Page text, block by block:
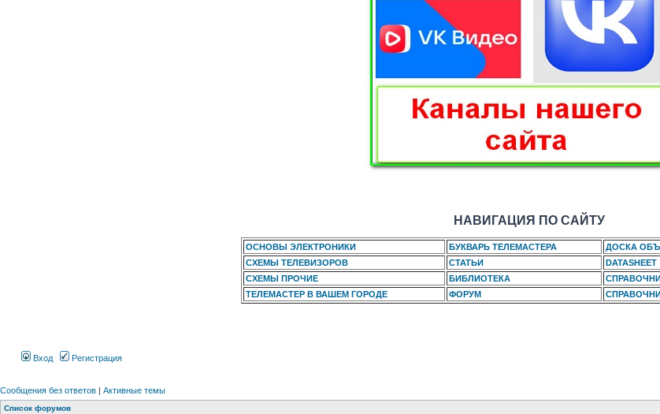
НАВИГАЦИЯ ПО САЙТУ
ОСНОВЫ ЭЛЕКТРОНИКИ БУКВАРЬ ТЕЛЕМАСТЕРА
ДОСКА
СХЕМЫ ТЕЛЕВИЗОРОВ
СТАТЬИ
DATASHEET
СХЕМЫ ПРОЧИЕ
БИБЛИОТЕКА
ТЕЛЕМАСТЕР В ВАШЕМ ГОРОДЕ
ФОРУМ
Вход Регистрация
Сообщения без ответов | Активные темы
Список форумов